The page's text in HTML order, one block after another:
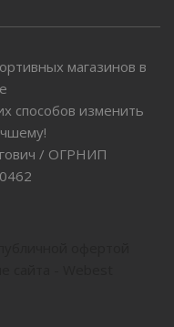
магазинов в
способов изменить
/ ОГРНИП